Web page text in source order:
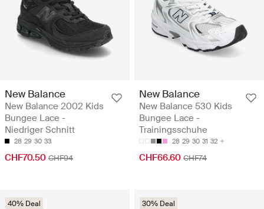
New Balance
New Balance 2002 Kids
Bungee Lace -
Niedriger Schnitt
28 29 30 33
CHF70.50 CHF94
New Balance
New Balance 530 Kids
Bungee Lace -
Trainingsschuhe
28 29 30 31 32
CHF66.60 CHF74
40% Deal 30% Deal